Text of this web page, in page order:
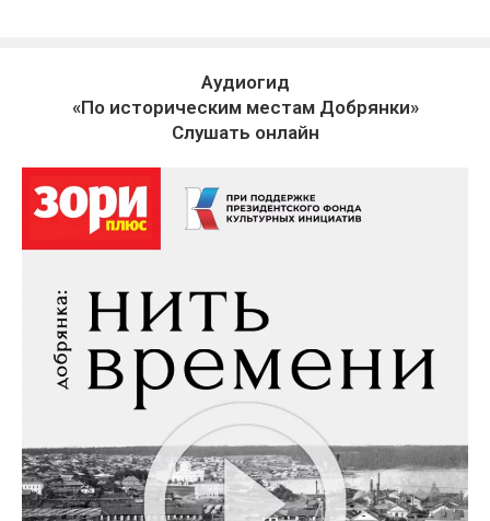
Аудиогид
«По историческим местам Добрянки»
Слушать онлайн